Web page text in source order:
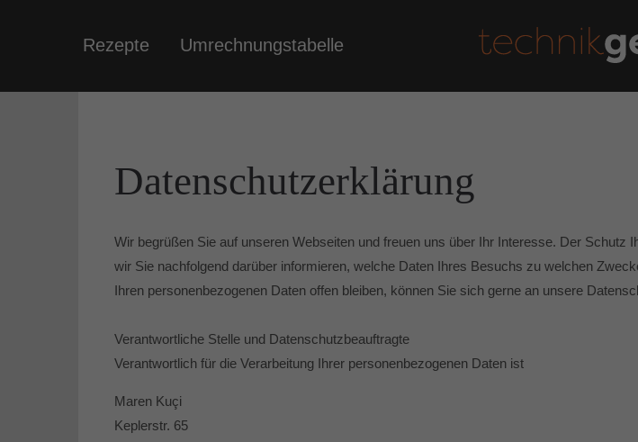
Rezepte Umrechnungstabelle
Datenschutzerklärung
Wir begrüßen Sie auf unseren Webseiten und freuen uns über Ihr Interesse. Der
wir Sie nachfolgend darüber informieren, welche Daten Ihres Besuchs zu welchen
Ihren personenbezogenen Daten offen bleiben, können Sie sich gerne an unsere
Verantwortliche Stelle und Datenschutzbeauftragte
Verantwortlich für die Verarbeitung Ihrer personenbezogenen Daten ist
Maren Kuçi
Keplerstr. 65